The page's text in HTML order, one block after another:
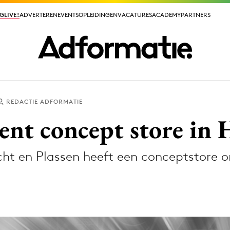
ADVERTERENEVENTSOPLEIDINGENVACATURESACADEMYPARTNERS
ADVERTERENEVENTSOPLEIDINGENVACATURESACADEMYPARTNERS
PR
REDACTIE ADFORMATIE
concept store in
en Plassen heeft een conceptstore